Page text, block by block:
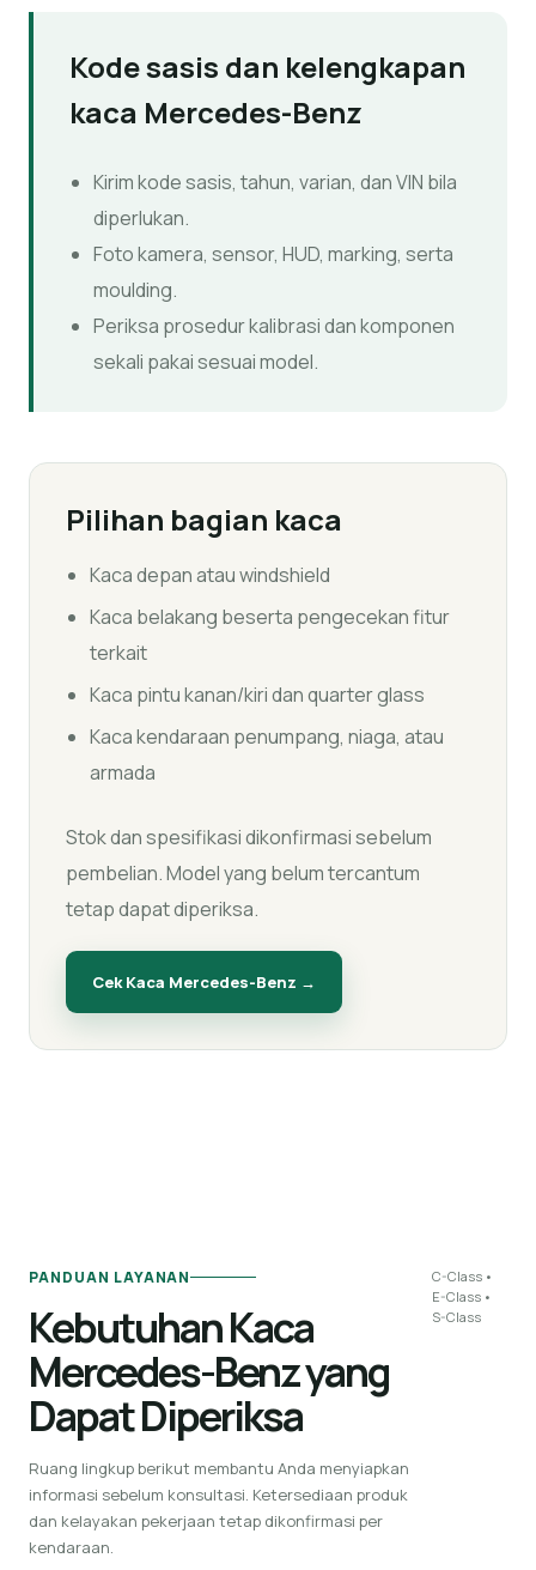
Kode sasis dan kelengkapan
kaca Mercedes-Benz
Kirim kode sasis, tahun, varian, dan VIN bila
diperlukan.
Foto kamera, sensor, HUD, marking, serta
moulding.
Periksa prosedur kalibrasi dan komponen
sekali pakai sesuai model.
Pilihan bagian kaca
Kaca depan atau windshield
Kaca belakang beserta pengecekan fitur
terkait
Kaca pintu kanan/kiri dan quarter glass
Kaca kendaraan penumpang, niaga, atau
armada
Stok dan spesifikasi dikonfirmasi sebelum
pembelian. Model yang belum tercantum
tetap dapat diperiksa.
Cek Kaca Mercedes-Benz →
PANDUAN LAYANAN
Kebutuhan Kaca
Mercedes-Benz yang
Dapat Diperiksa
Ruang lingkup berikut membantu Anda menyiapkan
informasi sebelum konsultasi. Ketersediaan produk
dan kelayakan pekerjaan tetap dikonfirmasi per
kendaraan.
C-Class •
E-Class •
S-Class